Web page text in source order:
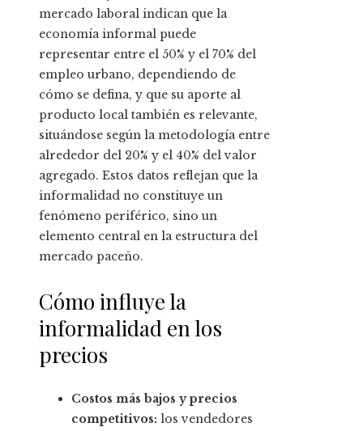
mercado laboral indican que la
economía informal puede
representar entre el 50% y el 70% del
empleo urbano, dependiendo de
cómo se defina, y que su aporte al
producto local también es relevante,
situándose según la metodología entre
alrededor del 20% y el 40% del valor
agregado. Estos datos reflejan que la
informalidad no constituye un
fenómeno periférico, sino un
elemento central en la estructura del
mercado paceño.
Cómo influye la
informalidad en los
precios
Costos más bajos y precios
competitivos: los vendedores